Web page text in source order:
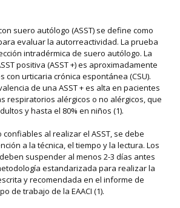
suero autólogo (ASST) se define como
evaluar la autorreactividad. La prueba
intradérmica de suero autólogo. La
positiva (ASST +) es aproximadamente
con urticaria crónica espontánea (CSU).
de una ASST + es alta en pacientes
respiratorios alérgicos o no alérgicos, que
y hasta el 80% en niños (1).
al realizar el ASST, se debe
a la técnica, el tiempo y la lectura. Los
suspender al menos 2-3 días antes
estandarizada para realizar la
y recomendada en el informe de
de trabajo de la EAACI (1).